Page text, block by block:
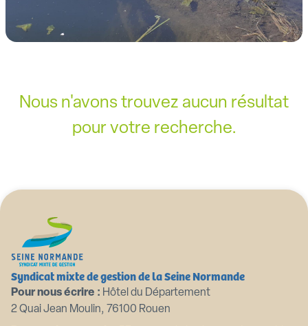
Nous n'avons trouvez aucun résultat
pour votre recherche.
Syndicat mixte de gestion de la Seine Normande
Pour nous écrire : Hôtel du Département
2 Quai Jean Moulin, 76100 Rouen